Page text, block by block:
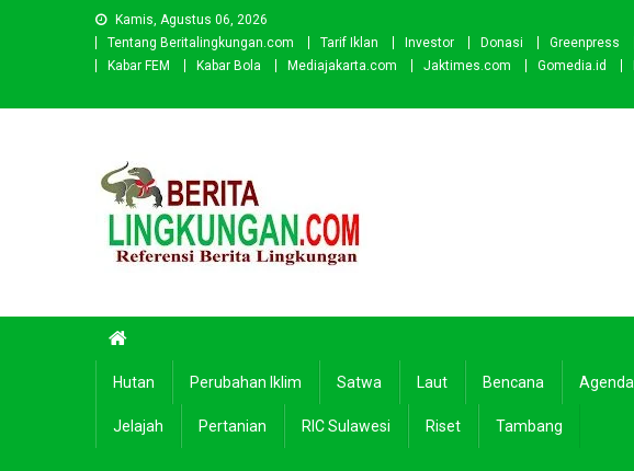
Kamis, Agustus 06, 2026
Tentang Beritalingkungan.com
Tarif Iklan Investor Donasi Greenpress
Kabar FEM
Kabar Bola Mediajakarta.com Jaktimes.com Gomedia.id
Hutan Perubahan Iklim Satwa Laut Bencana Agenda
Jelajah Pertanian RIC Sulawesi Riset Tambang